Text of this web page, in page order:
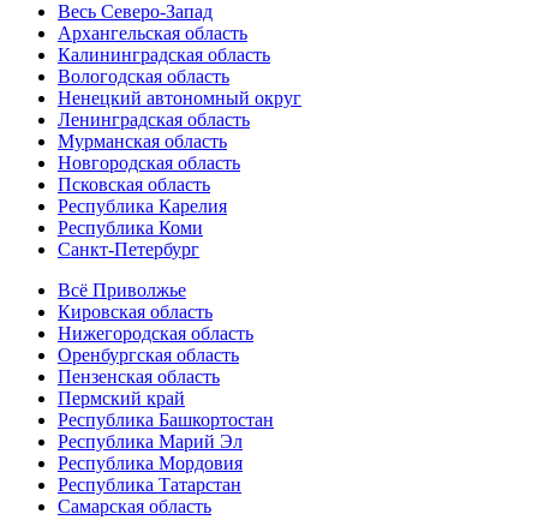
Весь Северо-Запад
Архангельская область
Калининградская область
Вологодская область
Ненецкий автономный округ
Ленинградская область
Мурманская область
Новгородская область
Псковская область
Республика Карелия
Республика Коми
Санкт-Петербург
Всё Приволжье
Кировская область
Нижегородская область
Оренбургская область
Пензенская область
Пермский край
Республика Башкортостан
Республика Марий Эл
Республика Мордовия
Республика Татарстан
Самарская область